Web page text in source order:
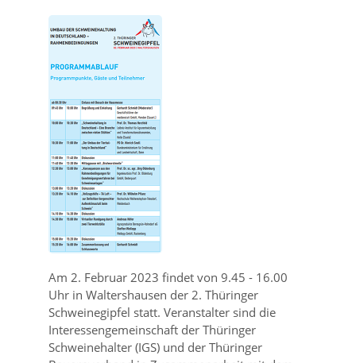
Am 2. Februar 2023 findet von 9.45 - 16.00
Uhr in Waltershausen der 2. Thüringer
Schweinegipfel statt. Veranstalter sind die
Interessengemeinschaft der Thüringer
Schweinehalter (IGS) und der Thüringer